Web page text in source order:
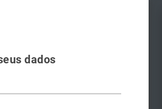
dados